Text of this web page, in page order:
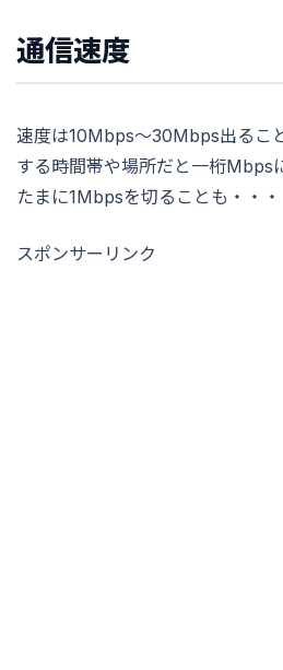
通信速度
速度は10Mbps〜30Mbps出るこ
する時間帯や場所だと一桁Mbps
たまに1Mbpsを切ることも・・・
スポンサーリンク